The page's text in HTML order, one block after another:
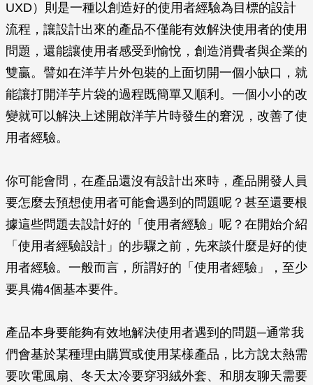
UXD）則是一種以創造好的使用者經驗為目標的設計
流程，讓設計出來的產品不僅能有效解決使用者的使用
問題，還能讓使用者感受到愉悅，創造消費者與企業的
雙贏。譬如在洋芋片外包裝的上面切開一個小缺口，就
能讓打開洋芋片袋的過程既簡單又順利。一個小小的改
變就可以解決上述開啟洋芋片時發生的窘況，改善了使
用者經驗。
你可能會問，在產品還沒有設計出來時，產品開發人員
要怎麼去預想使用者可能會遇到的問題呢？甚至還要根
據這些問題去設計好的「使用者經驗」呢？在開始介紹
「使用者經驗設計」的步驟之前，先來談什麼是好的使
用者經驗。一般而言，所謂好的「使用者經驗」，至少
要具備4個基本要件。
產品本身要能夠有效地解決使用者遇到的問題─通常我
們會基於某種理由購買或使用某樣產品，比方說太熱需
要吹電風扇、冬天太冷要穿羽絨外套、和朋友聊天需要